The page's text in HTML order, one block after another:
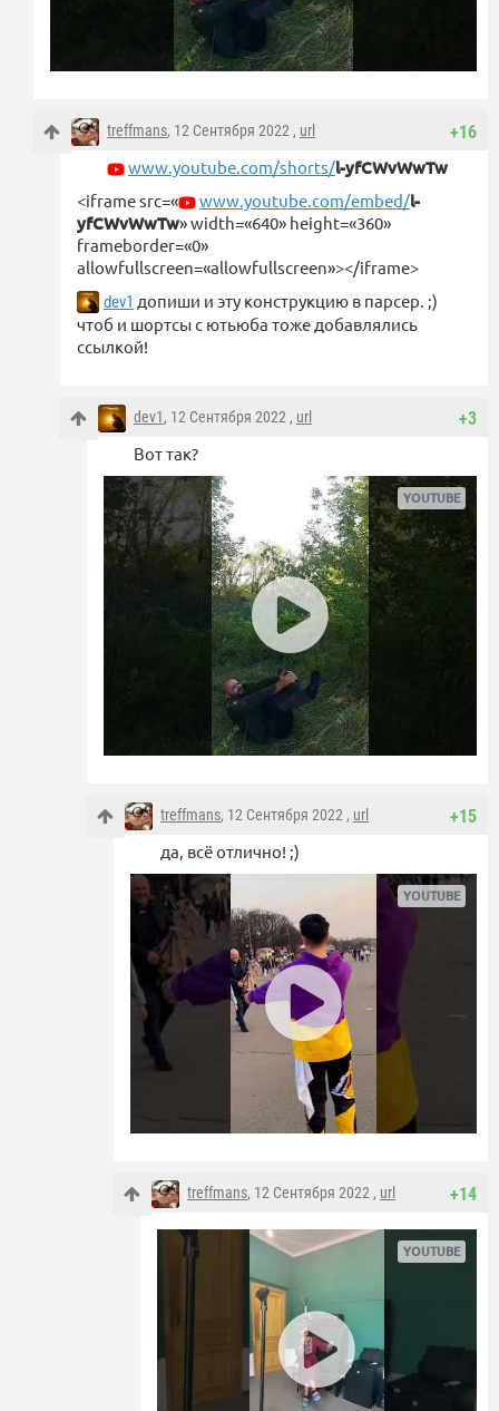
+16
treffmans, 12 Сентября 2022 , url
www.youtube.com/shorts/l-yfCWvWwTw
<iframe src=« www.youtube.com/embed/l-
yfCWvWwTw» width=«640» height=«360»
frameborder=«0»
allowfullscreen=«allowfullscreen»></iframe>
dev1 допиши и эту конструкцию в парсер. ;)
чтоб и шортсы с ютьюба тоже добавлялись
ссылкой!
+3
dev1, 12 Сентября 2022 , url
Вот так?
+15
treffmans, 12 Сентября 2022 , url
да, всё отлично! ;)
+14
treffmans, 12 Сентября 2022 , url